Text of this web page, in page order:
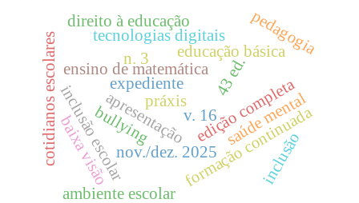
edição completa
v. 16
n. 3
nov./dez. 2025
43 ed.
expediente
apresentação
ensino de matemática
cotidianos escolares formação continuada
inclusão escolar
baixa visão
educação básica
inclusão
tecnologias digitais
direito à educação
práxis
pedagogia
bullying saúde mental
ambiente escolar